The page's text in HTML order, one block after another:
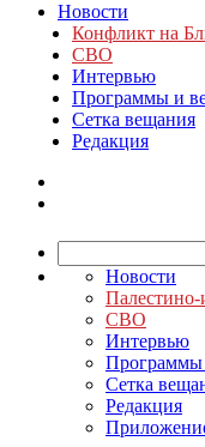
Новости
Конфликт на
СВО
Интервью
Программы и
Сетка вещания
Редакция
Новости
Палестино-
СВО
Интервью
Программы
Сетка
Редакция